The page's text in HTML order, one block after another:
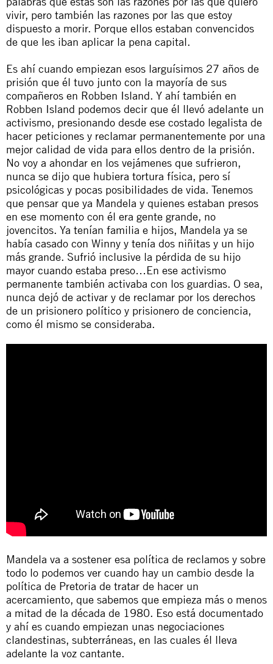
vivir, pero también las razones por las que estoy
dispuesto a morir. Porque ellos estaban convencidos
de que les iban aplicar la pena capital.
Es ahí cuando empiezan esos larguísimos 27 años de
prisión que él tuvo junto con la mayoría de sus
compañeros en Robben Island. Y ahí también en
Robben Island podemos decir que él llevó adelante un
activismo, presionando desde ese costado legalista de
hacer peticiones y reclamar permanentemente por una
mejor calidad de vida para ellos dentro de la prisión.
No voy a ahondar en los vejámenes que sufrieron,
nunca se dijo que hubiera tortura física, pero sí
psicológicas y pocas posibilidades de vida. Tenemos
que pensar que ya Mandela y quienes estaban presos
en ese momento con él era gente grande, no
jovencitos. Ya tenían familia e hijos, Mandela ya se
había casado con Winny y tenía dos niñitas y un hijo
más grande. Sufrió inclusive la pérdida de su hijo
mayor cuando estaba preso…En ese activismo
permanente también activaba con los guardias. O sea,
nunca dejó de activar y de reclamar por los derechos
de un prisionero político y prisionero de conciencia,
como él mismo se consideraba.
Mandela va a sostener esa política de reclamos y sobre
todo lo podemos ver cuando hay un cambio desde la
política de Pretoria de tratar de hacer un
acercamiento, que sabemos que empieza más o menos
a mitad de la década de 1980. Eso está documentado
y ahí es cuando empiezan unas negociaciones
clandestinas, subterráneas, en las cuales él lleva
adelante la voz cantante.